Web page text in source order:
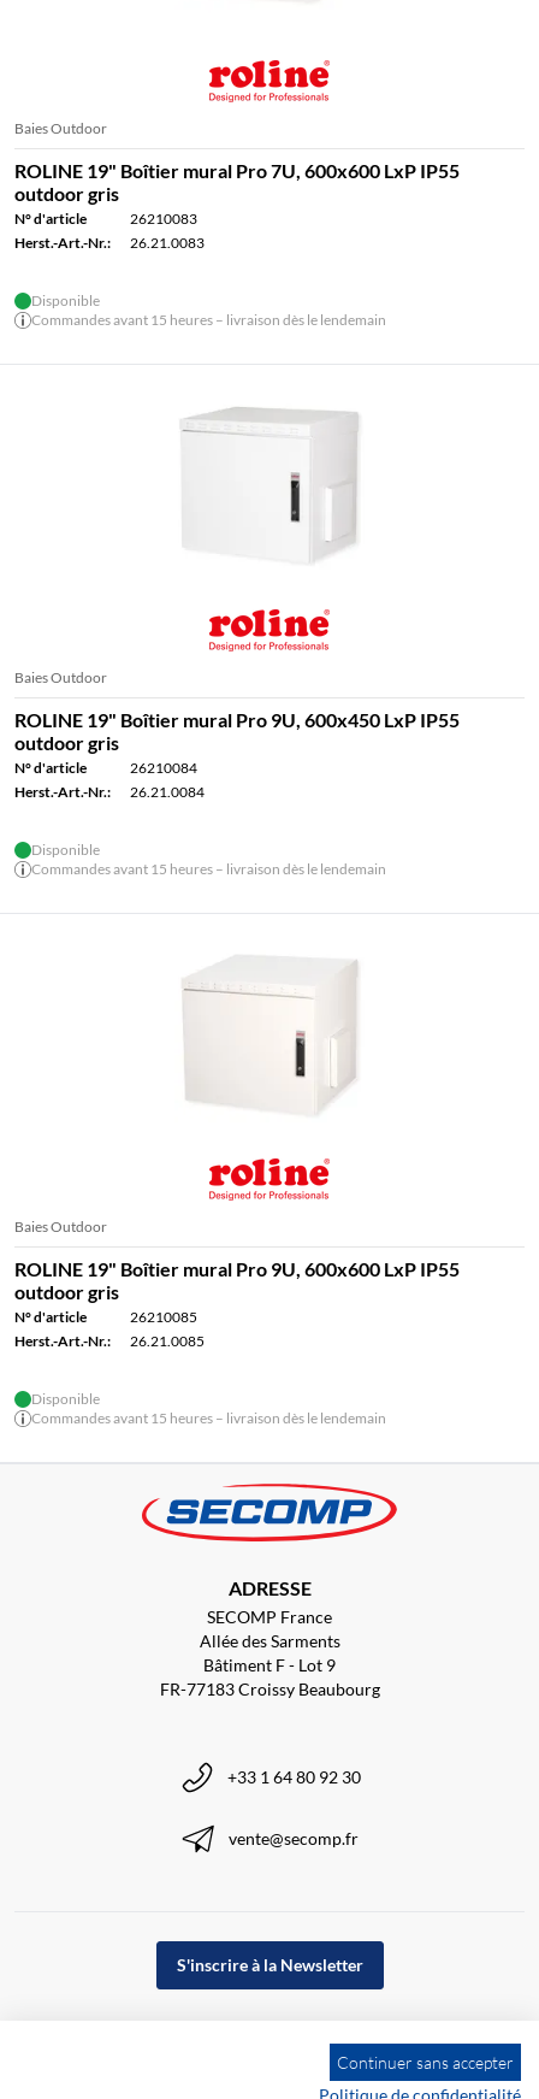
Baies Outdoor
ROLINE 19" Boîtier mural Pro 7U, 600x600 LxP IP55
outdoor gris
N° d'article
26210083
Herst.-Art.-Nr.:
26.21.0083
Disponible
Commandes avant 15 heures – livraison dès le lendemain
Baies Outdoor
ROLINE 19" Boîtier mural Pro 9U, 600x450 LxP IP55
outdoor gris
N° d'article
26210084
Herst.-Art.-Nr.:
26.21.0084
Disponible
Commandes avant 15 heures – livraison dès le lendemain
Baies Outdoor
ROLINE 19" Boîtier mural Pro 9U, 600x600 LxP IP55
outdoor gris
N° d'article
26210085
Herst.-Art.-Nr.:
26.21.0085
Disponible
Commandes avant 15 heures – livraison dès le lendemain
ADRESSE
SECOMP France
Allée des Sarments
Bâtiment F - Lot 9
FR-77183 Croissy Beaubourg
+33 1 64 80 92 30
vente@secomp.fr
S'inscrire à la Newsletter
Continuer sans accepter
Politique de confidentialité